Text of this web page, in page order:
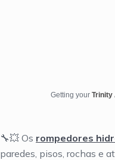
Getting your Trinity
🔧💥 Os rompedores
paredes, pisos, rochas e